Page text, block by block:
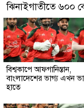
ঝিনাইগাতীতে ৬০০
বিশ্বকাপে আফগানিস্তান,
বাংলাদেশের ভাগ্য এখন
হাতে